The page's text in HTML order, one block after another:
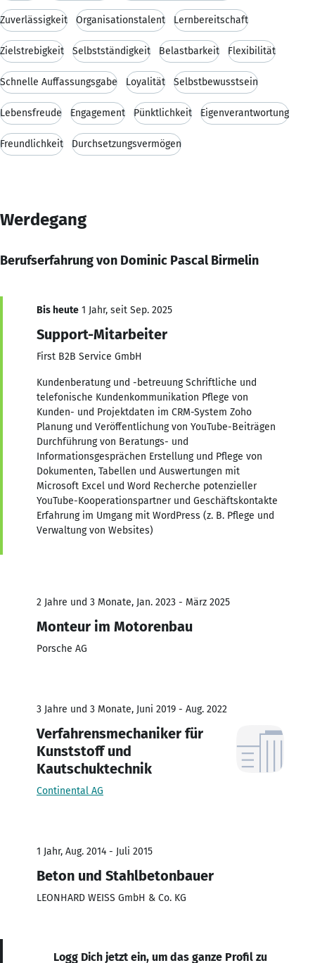
Zuverlässigkeit Organisationstalent Lernbereitschaft
Zielstrebigkeit Selbstständigkeit Belastbarkeit Flexibilität
Schnelle Auffassungsgabe Loyalität Selbstbewusstsein
Lebensfreude Engagement Pünktlichkeit Eigenverantwortung
Freundlichkeit Durchsetzungsvermögen
Werdegang
Berufserfahrung von Dominic Pascal Birmelin
Bis heute 1 Jahr, seit Sep. 2025
Support-Mitarbeiter
First B2B Service GmbH
Kundenberatung und -betreuung Schriftliche und
telefonische Kundenkommunikation Pflege von
Kunden- und Projektdaten im CRM-System Zoho
Planung und Veröffentlichung von YouTube-Beiträgen
Durchführung von Beratungs- und
Informationsgesprächen Erstellung und Pflege von
Dokumenten, Tabellen und Auswertungen mit
Microsoft Excel und Word Recherche potenzieller
YouTube-Kooperationspartner und Geschäftskontakte
Erfahrung im Umgang mit WordPress (z. B. Pflege und
Verwaltung von Websites)
2 Jahre und 3 Monate, Jan. 2023 - März 2025
Monteur im Motorenbau
Porsche AG
3 Jahre und 3 Monate, Juni 2019 - Aug. 2022
Verfahrensmechaniker für
Kunststoff und
Kautschuktechnik
Continental AG
1 Jahr, Aug. 2014 - Juli 2015
Beton und Stahlbetonbauer
LEONHARD WEISS GmbH & Co. KG
Logg Dich jetzt ein, um das ganze Profil zu